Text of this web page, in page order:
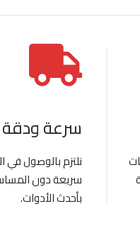
سرعة
نلتزم بالوصول
سريعة دون
بأحدث الأدوات.